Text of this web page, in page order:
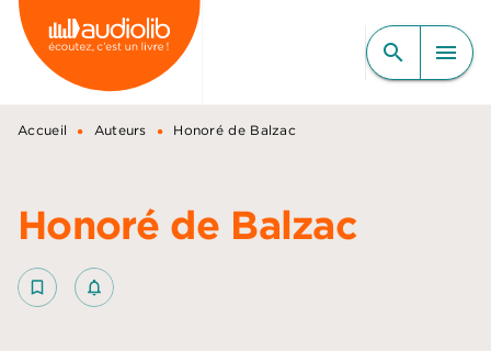
MENU RECHERCHE
CONTENU
PIED DE PAGE
search menu
Accueil • Auteurs • Honoré de Balzac
Honoré de Balzac
bookmark_border notifications_none_outlined